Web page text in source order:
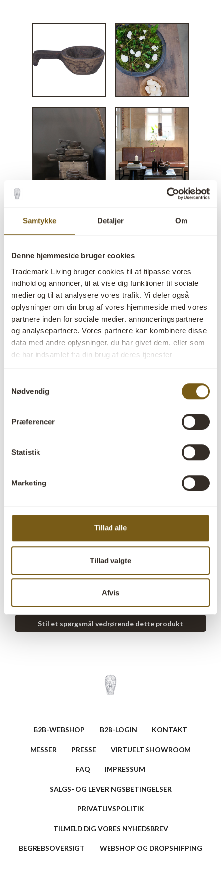
Samtykke Detaljer Om
Denne hjemmeside bruger cookies
Trademark Living bruger cookies til at tilpasse vores
indhold og annoncer, til at vise dig funktioner til sociale
medier og til at analysere vores trafik. Vi deler også
oplysninger om din brug af vores hjemmeside med vores
partnere inden for sociale medier, annonceringspartnere
og analysepartnere. Vores partnere kan kombinere disse
data med andre oplysninger, du har givet dem, eller som
de har indsamlet fra din brug af deres tjenester
Nødvendig
Præferencer
Statistik
Marketing
Tillad alle
Tillad valgte
Afvis
Gazoo træskål med hank
lens På lager
Varenr: D16489
Colli: 6 Stk
Farve:
VIGTIGT hvert produkt er unik i farve og finish
Størrelse:
Find forhandler
dekorativ. Den kan anvendes til mange forskellige
formål, hvad enten det er som serveringsskål, dekorativt
Stil et spørgsmål vedrørende dette produkt
B2B-WEBSHOP B2B-LOGIN KONTAKT
MESSER PRESSE VIRTUELT SHOWROOM
FAQ IMPRESSUM
SALGS- OG LEVERINGSBETINGELSER
PRIVATLIVSPOLITIK
TILMELD DIG VORES NYHEDSBREV
BEGREBSOVERSIGT WEBSHOP OG DROPSHIPPING